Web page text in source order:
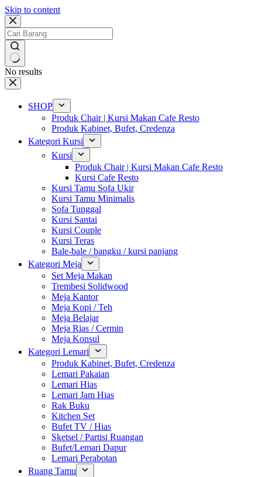
Skip to content
No results
SHOP
Produk Chair | Kursi Makan Cafe Resto
Produk Kabinet, Bufet, Credenza
Kategori Kursi
Kursi
Produk Chair | Kursi Makan Cafe Resto
Kursi Cafe Resto
Kursi Tamu Sofa Ukir
Kursi Tamu Minimalis
Sofa Tunggal
Kursi Santai
Kursi Couple
Kursi Teras
Bale-bale / bangku / kursi panjang
Kategori Meja
Set Meja Makan
Trembesi Solidwood
Meja Kantor
Meja Kopi / Teh
Meja Belajar
Meja Rias / Cermin
Meja Konsul
Kategori Lemari
Produk Kabinet, Bufet, Credenza
Lemari Pakaian
Lemari Hias
Lemari Jam Hias
Rak Buku
Kitchen Set
Bufet TV / Hias
Sketsel / Partisi Ruangan
Bufet/Lemari Dapur
Lemari Perabotan
Ruang Tamu